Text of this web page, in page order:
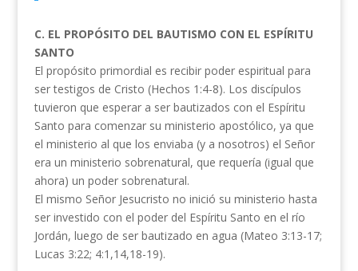
C. EL PROPÓSITO DEL BAUTISMO CON EL ESPÍRITU
SANTO
El propósito primordial es recibir poder espiritual para
ser testigos de Cristo (Hechos 1:4-8). Los discípulos
tuvieron que esperar a ser bautizados con el Espíritu
Santo para comenzar su ministerio apostólico, ya que
el ministerio al que los enviaba (y a nosotros) el Señor
era un ministerio sobrenatural, que requería (igual que
ahora) un poder sobrenatural.
El mismo Señor Jesucristo no inició su ministerio hasta
ser investido con el poder del Espíritu Santo en el río
Jordán, luego de ser bautizado en agua (Mateo 3:13-17;
Lucas 3:22; 4:1,14,18-19).